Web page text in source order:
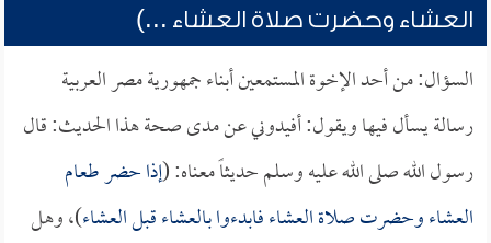
العشاء وحضرت صلاة العشاء ...)
السؤال: من أحد الإخوة المستمعين أبناء جمهورية مصر العربية
رسالة يسأل فيها ويقول: أفيدوني عن مدى صحة هذا الحديث: قال
رسول الله صلى الله عليه وسلم حديثاً معناه: (إذا حضر طعام
العشاء وحضرت صلاة العشاء فابدءوا بالعشاء قبل العشاء)، وهل